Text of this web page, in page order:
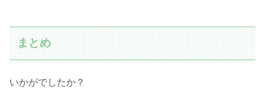
まとめ
いかがでしたか？